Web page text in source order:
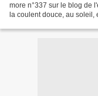
more n°337 sur le blog de
la coulent douce, au soleil,